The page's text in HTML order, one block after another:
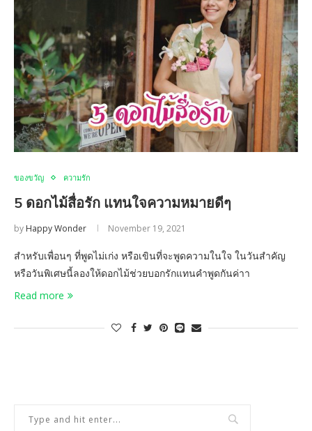
ของขวัญ ความรัก
5 ดอกไม้สื่อรัก แทนใจความหมายดีๆ
by Happy Wonder November 19, 2021
สำหรับเพื่อนๆ ที่พูดไม่เก่ง หรือเขินที่จะพูดความในใจ ในวันสำคัญ
หรือวันพิเศษนี้ลองให้ดอกไม้ช่วยบอกรักแทนคำพูดกันค่าา
Read more